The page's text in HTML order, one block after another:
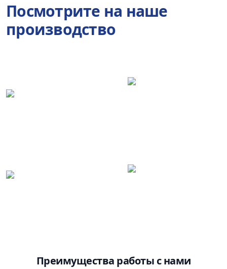
Посмотрите на наше
производство
Преимущества работы с нами